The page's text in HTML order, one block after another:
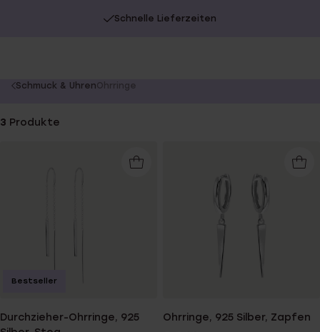
Schnelle Lieferzeiten
You
here:
Schmuck & UhrenOhrringe
3 Produkte
Durchzieher-Ohrringe, 925
Bestseller
Ohrringe, 925 Silber, Zapfen